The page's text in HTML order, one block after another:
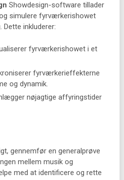
Showdesign-software tillader
simulere fyrværkerishowet
inkluderer:
fyrværkerishowet i et
fyrværkerieffekterne
og dynamik.
nøjagtige affyringstider
gennemfør en generalprøve
mellem musik og
med at identificere og rette